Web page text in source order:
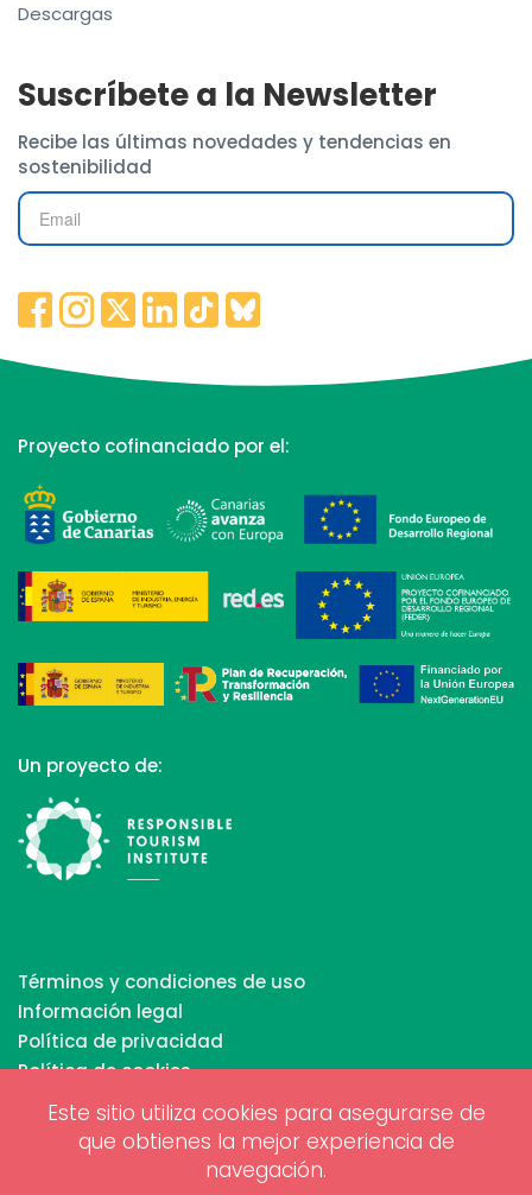
Este sitio utiliza cookies para asegurarse de
que obtienes la mejor experiencia de
navegación.
Descargas
Suscríbete a la Newsletter
Recibe las últimas novedades y tendencias en
sostenibilidad
Proyecto cofinanciado por el:
Un proyecto de:
Términos y condiciones de uso
Información legal
Política de privacidad
Política de cookies
Copyrights © 2026 All Rights Reserved by Biosphere
Responsible Tourism Inc.